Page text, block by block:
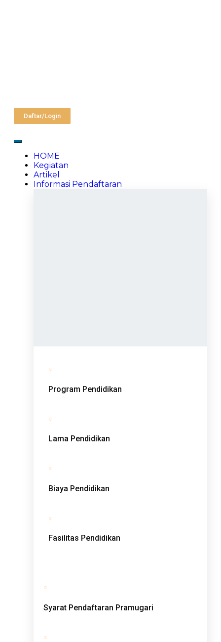
Daftar/Login
HOME
Kegiatan
Artikel
Informasi Pendaftaran
Program Pendidikan
Lama Pendidikan
Biaya Pendidikan
Fasilitas Pendidikan
Syarat Pendaftaran Pramugari